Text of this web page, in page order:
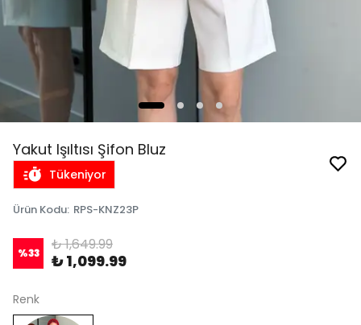
Yakut Işıltısı Şifon Bluz
Tükeniyor
Ürün Kodu: RPS-KNZ23P
%33 ₺ 1,649.99
₺ 1,099.99
Renk